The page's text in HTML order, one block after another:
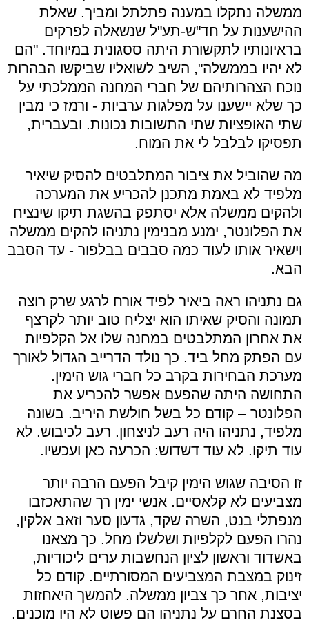
ממשלה נתקלו במענה פתלתל ומביך. שאלת
ההישענות על חד"ש-תע"ל שנשאלה לפרקים
בראיונותיו לתקשורת היתה ססגונית במיוחד. "הם
לא יהיו בממשלה", השיב לשואליו שביקשו הבהרות
נוכח הצהרותיהם של חברי המחנה הממלכתי על
כך שלא יישענו על מפלגות ערביות - ורמז כי מבין
שתי האופציות שתי התשובות נכונות. ובעברית,
תפסיקו לבלבל לי את המוח.
מה שהוביל את ציבור המתלבטים להסיק שיאיר
מלפיד לא באמת מתכנן להכריע את המערכה
ולהקים ממשלה אלא יסתפק בהשגת תיקו שינציח
את הפלונטר, ימנע מבנימין נתניהו להקים ממשלה
וישאיר אותו לעוד כמה סבבים בבלפור - עד הסבב
הבא.
גם נתניהו ראה ביאיר לפיד אורח לרגע שרק רוצה
תמונה והסיק שאיתו הוא יצליח טוב יותר לקרצף
את אחרון המתלבטים במחנה שלו אל הקלפיות
עם הפתק מחל ביד. כך נולד הדרייב הגדול לאורך
מערכת הבחירות בקרב כל חברי גוש הימין.
התחושה היתה שהפעם אפשר להכריע את
הפלונטר – קודם כל בשל חולשת היריב. בשונה
מלפיד, נתניהו היה רעב לניצחון. רעב לכיבוש. לא
עוד תיקו. לא עוד דשדוש: הכרעה כאן ועכשיו.
זו הסיבה שגוש הימין קיבל הפעם הרבה יותר
מצביעים לא קלאסיים. אנשי ימין רך שהתאכזבו
מנפתלי בנט, השרה שקד, גדעון סער וזאב אלקין,
נהרו הפעם לקלפיות ושלשלו מחל. כך מצאנו
באשדוד וראשון לציון הנחשבות ערים ליכודיות,
זינוק במצבת המצביעים המסורתיים. קודם כל
יציבות, אחר כך צביון ממשלה. להמשך היאחזות
בסצנת החרם על נתניהו הם פשוט לא היו מוכנים.